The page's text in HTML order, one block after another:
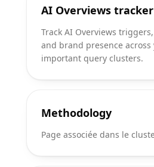
AI Overviews tracker
Track AI Overviews
and brand presence across
important query clusters.
Methodology
Page associée dans le